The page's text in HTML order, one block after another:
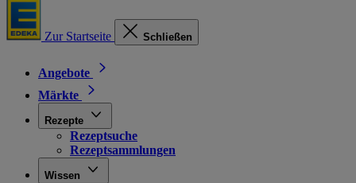
Zur Startseite Schließen
Angebote
Märkte
Rezepte
Rezeptsuche
Rezeptsammlungen
Wissen